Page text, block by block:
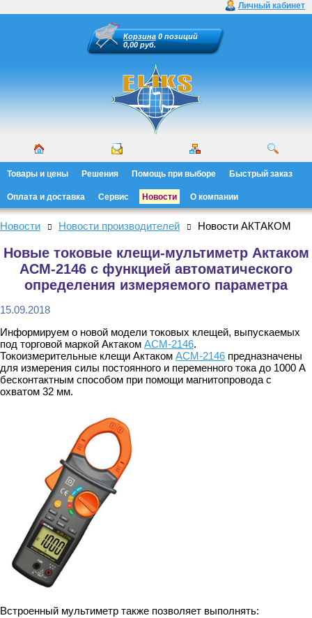
Личный кабинет
Корзина 0 позиций
0,00 руб.
Товары и цены Решения Помощь при выборе Быстрый заказ
Оплата и доставка Сервис Новости О компании
Новости Новости производителей Новости АКТАКОМ
Новые токовые клещи-мультиметр Актаком
АСМ-2146 с функцией автоматического
определения измеряемого параметра
15.09.2018
Информируем о новой модели токовых клещей, выпускаемых
под торговой маркой Актаком АСМ-2146.
Токоизмерительные клещи Актаком АСМ-2146 предназначены
для измерения силы постоянного и переменного тока до 1000 А
бесконтактным способом при помощи магнитопровода с
охватом 32 мм.
Встроенный мультиметр также позволяет выполнять: